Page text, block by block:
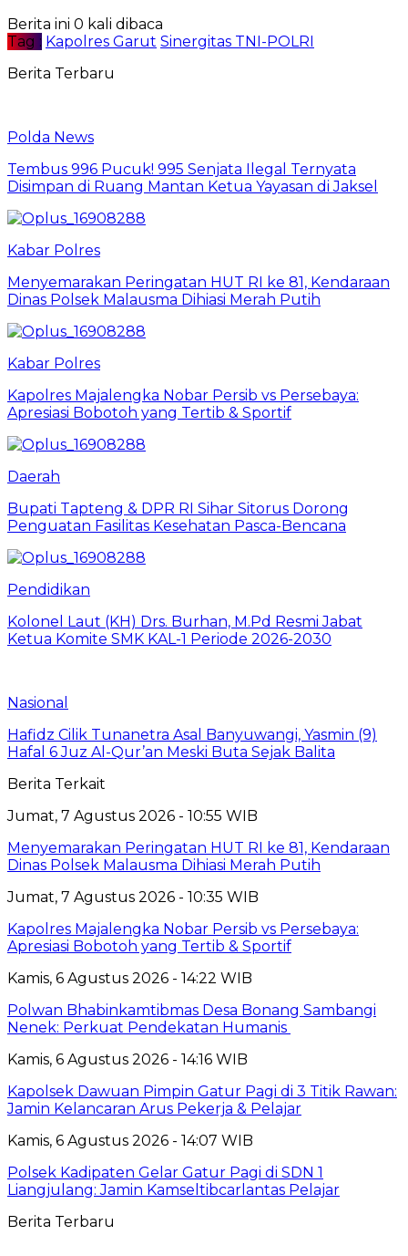
Berita ini 0 kali dibaca
Tag : Kapolres Garut Sinergitas TNI-POLRI
Berita Terbaru
Polda News
Tembus 996 Pucuk! 995 Senjata Ilegal Ternyata
Disimpan di Ruang Mantan Ketua Yayasan di Jaksel
Kabar Polres
Menyemarakan Peringatan HUT RI ke 81, Kendaraan
Dinas Polsek Malausma Dihiasi Merah Putih
Kabar Polres
Kapolres Majalengka Nobar Persib vs Persebaya:
Apresiasi Bobotoh yang Tertib & Sportif
Daerah
Bupati Tapteng & DPR RI Sihar Sitorus Dorong
Penguatan Fasilitas Kesehatan Pasca-Bencana
Pendidikan
Kolonel Laut (KH) Drs. Burhan, M.Pd Resmi Jabat
Ketua Komite SMK KAL-1 Periode 2026-2030
Nasional
Hafidz Cilik Tunanetra Asal Banyuwangi, Yasmin (9)
Hafal 6 Juz Al-Qur’an Meski Buta Sejak Balita
Berita Terkait
Jumat, 7 Agustus 2026 - 10:55 WIB
Menyemarakan Peringatan HUT RI ke 81, Kendaraan
Dinas Polsek Malausma Dihiasi Merah Putih
Jumat, 7 Agustus 2026 - 10:35 WIB
Kapolres Majalengka Nobar Persib vs Persebaya:
Apresiasi Bobotoh yang Tertib & Sportif
Kamis, 6 Agustus 2026 - 14:22 WIB
Polwan Bhabinkamtibmas Desa Bonang Sambangi
Nenek: Perkuat Pendekatan Humanis
Kamis, 6 Agustus 2026 - 14:16 WIB
Kapolsek Dawuan Pimpin Gatur Pagi di 3 Titik Rawan:
Jamin Kelancaran Arus Pekerja & Pelajar
Kamis, 6 Agustus 2026 - 14:07 WIB
Polsek Kadipaten Gelar Gatur Pagi di SDN 1
Liangjulang: Jamin Kamseltibcarlantas Pelajar
Berita Terbaru